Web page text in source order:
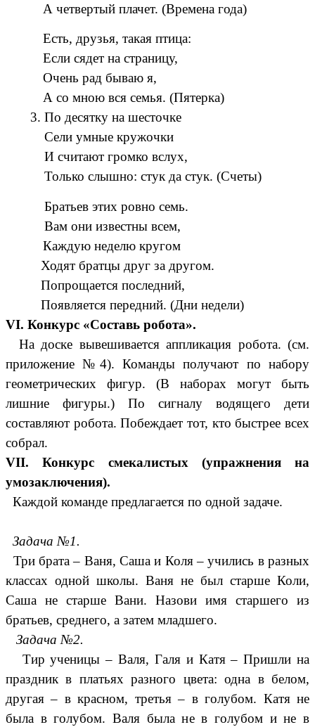
А четвертый плачет. (Времена года)
Есть, друзья, такая птица:
Если сядет на страницу,
Очень рад бываю я,
А со мною вся семья. (Пятерка)
3. По десятку на шесточке
Сели умные кружочки
И считают громко вслух,
Только слышно: стук да стук. (Счеты)
Братьев этих ровно семь.
Вам они известны всем,
Каждую неделю кругом
Ходят братцы друг за другом.
Попрощается последний,
Появляется передний. (Дни недели)
VI. Конкурс «Составь робота».
На доске вывешивается аппликация робота. (см.
приложение №4). Команды получают по набору
геометрических фигур. (В наборах могут быть
лишние фигуры.) По сигналу водящего дети
составляют робота. Побеждает тот, кто быстрее всех
собрал.
VII. Конкурс смекалистых (упражнения на
умозаключения).
Каждой команде предлагается по одной задаче.
Задача №1.
Три брата – Ваня, Саша и Коля – учились в разных
классах одной школы. Ваня не был старше Коли,
Саша не старше Вани. Назови имя старшего из
братьев, среднего, а затем младшего.
Задача №2.
Тир ученицы – Валя, Галя и Катя – Пришли на
праздник в платьях разного цвета: одна в белом,
другая – в красном, третья – в голубом. Катя не
была в голубом. Валя была не в голубом и не в